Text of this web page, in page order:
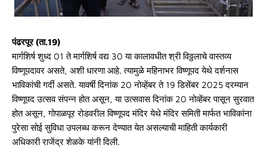
पंढरपूर (ता.19)
मार्गशिर्ष शुध्द 01 ते मार्गशिर्ष वद्य 30 या कालावधीत श्री विठ्ठलाचे वास्तव्य
विष्णूपदावर असते, अशी धारणा आहे. त्यामुळे महिनाभर विष्णूपद येथे दर्शनास
भाविकांची गर्दी असते. यावर्षी दिनांक 20 नोव्हेंबर ते 19 डिसेंबर 2025 दरम्यान
विष्णूपद उत्सव संपन्न होत असून, या उत्सवास दिनांक 20 नोव्हेंबर पासून सुरवात
होत असून, गोपाळपूर रोडवरील विष्णूपद मंदिर येथे मंदिर समिती मार्फत भाविकांना
पुरेसा सोई सुविधा उपलब्ध करून देण्यात येत असल्याची माहिती कार्यकारी
अधिकारी राजेंद्र शेळके यांनी दिली.